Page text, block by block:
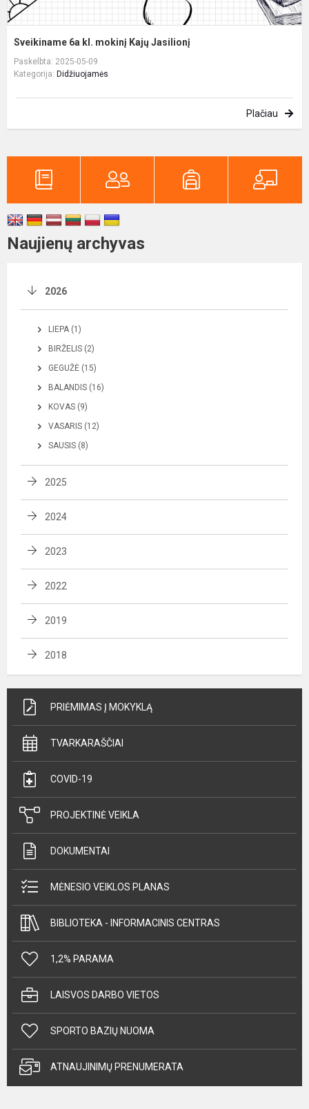
Sveikiname 6a kl. mokinį Kajų Jasilionį
Paskelbta: 2025-05-09
Kategorija: Didžiuojamės
Plačiau
Naujienų archyvas
2026
LIEPA (1)
BIRŽELIS (2)
GEGUŽĖ (15)
BALANDIS (16)
KOVAS (9)
VASARIS (12)
SAUSIS (8)
2025
2024
2023
2022
2019
2018
PRIĖMIMAS Į MOKYKLĄ
TVARKARAŠČIAI
COVID-19
PROJEKTINĖ VEIKLA
DOKUMENTAI
MĖNESIO VEIKLOS PLANAS
BIBLIOTEKA - INFORMACINIS CENTRAS
1,2% PARAMA
LAISVOS DARBO VIETOS
SPORTO BAZIŲ NUOMA
ATNAUJINIMŲ PRENUMERATA